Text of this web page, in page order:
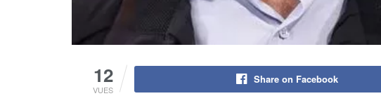
12
VUES
Share on Facebook